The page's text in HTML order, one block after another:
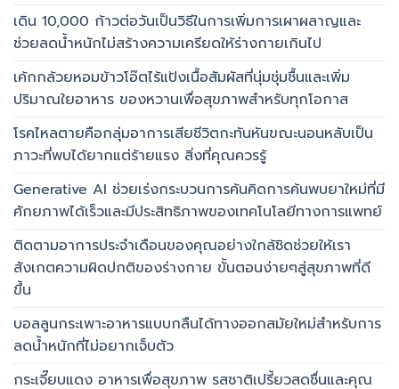
เดิน 10,000 ก้าวต่อวันเป็นวิธีในการเพิ่มการเผาผลาญและ
ช่วยลดน้ำหนักไม่สร้างความเครียดให้ร่างกายเกินไป
เค้กกล้วยหอมข้าวโอ๊ตไร้แป้งเนื้อสัมผัสที่นุ่มชุ่มชื้นและเพิ่ม
ปริมาณใยอาหาร ของหวานเพื่อสุขภาพสำหรับทุกโอกาส
โรคไหลตายคือกลุ่มอาการเสียชีวิตกะทันหันขณะนอนหลับเป็น
ภาวะที่พบได้ยากแต่ร้ายแรง สิ่งที่คุณควรรู้
Generative AI ช่วยเร่งกระบวนการค้นคิดการค้นพบยาใหม่ที่มี
ศักยภาพได้เร็วและมีประสิทธิภาพของเทคโนโลยีทางการแพทย์
ติดตามอาการประจำเดือนของคุณอย่างใกล้ชิดช่วยให้เรา
สังเกตความผิดปกติของร่างกาย ขั้นตอนง่ายๆสู่สุขภาพที่ดี
ขึ้น
บอลลูนกระเพาะอาหารแบบกลืนได้ทางออกสมัยใหม่สำหรับการ
ลดน้ำหนักที่ไม่อยากเจ็บตัว
กระเจี๊ยบแดง อาหารเพื่อสุขภาพ รสชาติเปรี้ยวสดชื่นและคุณ